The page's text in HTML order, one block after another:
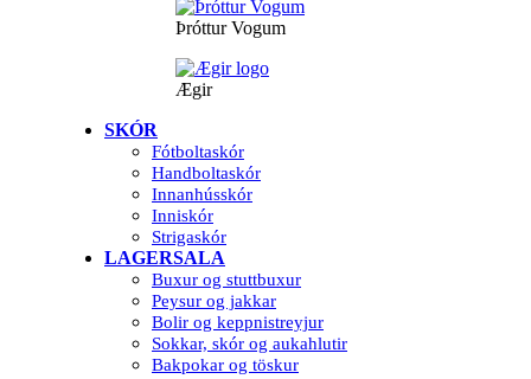
Þróttur Vogum
Ægir
SKÓR
Fótboltaskór
Handboltaskór
Innanhússkór
Inniskór
Strigaskór
LAGERSALA
Buxur og stuttbuxur
Peysur og jakkar
Bolir og keppnistreyjur
Sokkar, skór og aukahlutir
Bakpokar og töskur